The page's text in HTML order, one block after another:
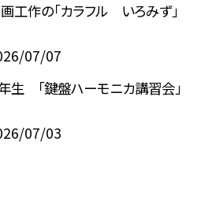
工作の「カラフル いろみず」
07/07
生 「鍵盤ハーモニカ講習会」
07/03